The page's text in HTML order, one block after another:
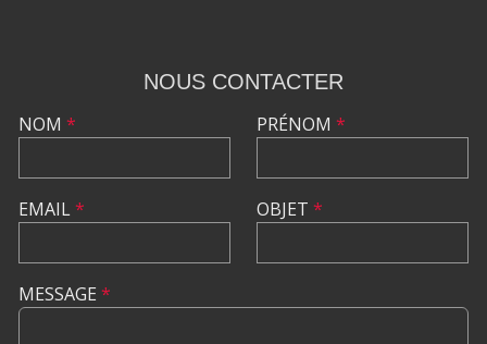
NOUS CONTACTER
NOM *
EMAIL*
PRÉNOM *
OBJET *
MESSAGE *